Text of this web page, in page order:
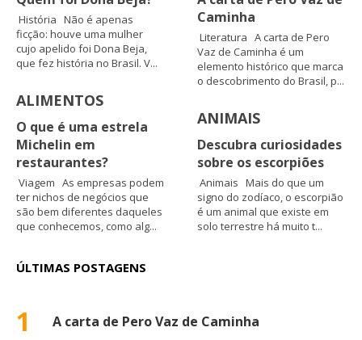
História Não é apenas
ficção: houve uma mulher
cujo apelido foi Dona Beja,
que fez história no Brasil. V...
ALIMENTOS
O que é uma estrela
Michelin em
restaurantes?
Viagem As empresas podem
ter nichos de negócios que
são bem diferentes daqueles
que conhecemos, como alg...
Caminha
Literatura A carta de Pero
Vaz de Caminha é um
elemento histórico que marca
o descobrimento do Brasil, p...
ANIMAIS
Descubra curiosidades
sobre os escorpiões
Animais Mais do que um
signo do zodíaco, o escorpião
é um animal que existe em
solo terrestre há muito t...
ÚLTIMAS POSTAGENS
1 A carta de Pero Vaz de Caminha